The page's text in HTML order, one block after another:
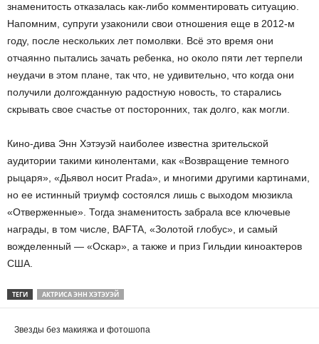
знаменитость отказалась как-либо комментировать ситуацию.
Напомним, супруги узаконили свои отношения еще в 2012-м
году, после нескольких лет помолвки. Всё это время они
отчаянно пытались зачать ребенка, но около пяти лет терпели
неудачи в этом плане, так что, не удивительно, что когда они
получили долгожданную радостную новость, то старались
скрывать свое счастье от посторонних, так долго, как могли.
Кино-дива Энн Хэтэуэй наиболее известна зрительской
аудитории такими кинолентами, как «Возвращение темного
рыцаря», «Дьявол носит Prada», и многими другими картинами,
но ее истинный триумф состоялся лишь с выходом мюзикла
«Отверженные». Тогда знаменитость забрала все ключевые
награды, в том числе, BAFTA, «Золотой глобус», и самый
вожделенный — «Оскар», а также и приз Гильдии киноактеров
США.
ТЕГИ АКТРИСА ЭНН ХЭТЭУЭЙ
Звезды без макияжа и фотошопа